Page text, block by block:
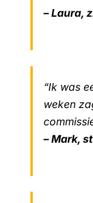
– Laura,
“Ik was
weken
– Mark,